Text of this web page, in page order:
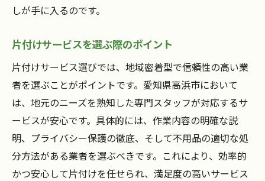
毎日続けられる片付けの習慣化のコツ
おうちの片付けで時間も心もゆとりを持つ
心地よい住環境はおうちの片付けから始まる
おうちの片付けで住環境を改善する秘訣
快適な空間作りに欠かせない片付け術
片付けサービスで叶う理想の住まいとは
おうちの片付けが心の余裕を生む理由
家族みんなでできる片付けのヒント
しが手に入るのです。
片付けサービスを選ぶ際のポイント
片付けサービス選びでは、地域密着型で信頼性の高い業
者を選ぶことがポイントです。愛知県高浜市において
は、地元のニーズを熟知した専門スタッフが対応するサ
ービスが安心です。具体的には、作業内容の明確な説
明、プライバシー保護の徹底、そして不用品の適切な処
分方法がある業者を選ぶべきです。これにより、効率的
かつ安心して片付けを任せられ、満足度の高いサービス